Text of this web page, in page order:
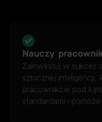
Nauczy
Zainwestuj w sukces
sztucznej inteligencji,
pracowników pod
standardami i